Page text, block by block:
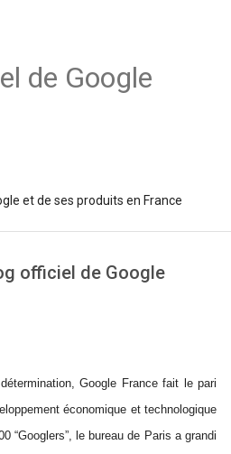
de Google
et de ses produits en France
officiel de Google
Google France fait le pari
économique et technologique
“Googlers”, le bureau de Paris a grandi